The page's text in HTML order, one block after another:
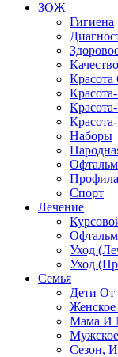
ЗОЖ
Гигиена
Наборы
Спорт
Лечение
Уход
Уход
Семья
Дети
Женское
Мама И
Сезон,